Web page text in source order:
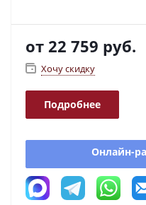
от 22 759 руб.
Хочу скидку
Подробнее
Онлайн-